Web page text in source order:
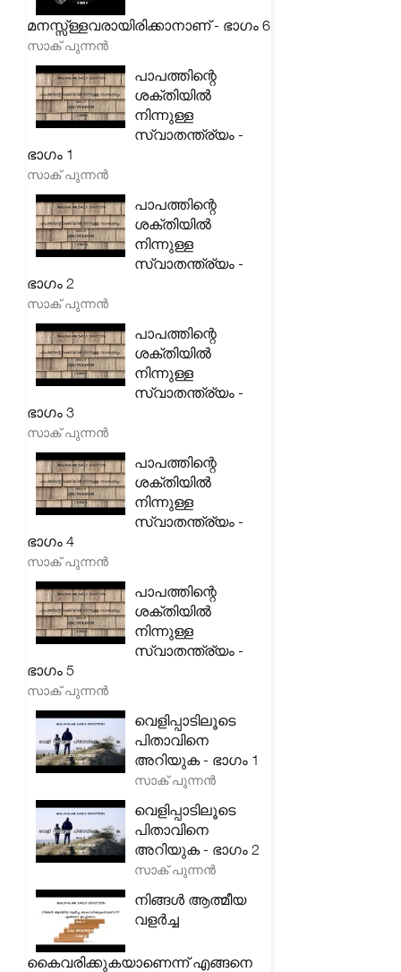
മനസ്സ്ള്ളവരായിരിക്കാനാണ് - ഭാഗം 6
സാക് പുന്നൻ
പാപത്തിന്റെ
ശക്തിയിൽ
നിന്നുള്ള
സ്വാതന്ത്ര്യം -
ഭാഗം 1
സാക് പുന്നൻ
പാപത്തിന്റെ
ശക്തിയിൽ
നിന്നുള്ള
സ്വാതന്ത്ര്യം -
ഭാഗം 2
സാക് പുന്നൻ
പാപത്തിന്റെ
ശക്തിയിൽ
നിന്നുള്ള
സ്വാതന്ത്ര്യം -
ഭാഗം 3
സാക് പുന്നൻ
പാപത്തിന്റെ
ശക്തിയിൽ
നിന്നുള്ള
സ്വാതന്ത്ര്യം -
ഭാഗം 4
സാക് പുന്നൻ
പാപത്തിന്റെ
ശക്തിയിൽ
നിന്നുള്ള
സ്വാതന്ത്ര്യം -
ഭാഗം 5
സാക് പുന്നൻ
വെളിപ്പാടിലൂടെ
പിതാവിനെ
അറിയുക - ഭാഗം 1
സാക് പുന്നൻ
വെളിപ്പാടിലൂടെ
പിതാവിനെ
അറിയുക - ഭാഗം 2
സാക് പുന്നൻ
നിങ്ങൾ ആത്മീയ
വളർച്ച
കൈവരിക്കുകയാണെന്ന് എങ്ങനെ